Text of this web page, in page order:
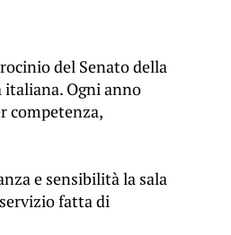
del Senato della
italiana. Ogni anno
competenza,
e sensibilità la sala
fatta di